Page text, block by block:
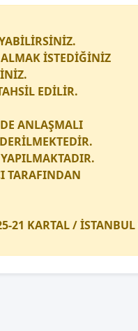
İSTEDİĞİNİZ
EDİLİR.
ANLAŞMALI
TARAFINDAN
21 KARTAL / İSTANBUL